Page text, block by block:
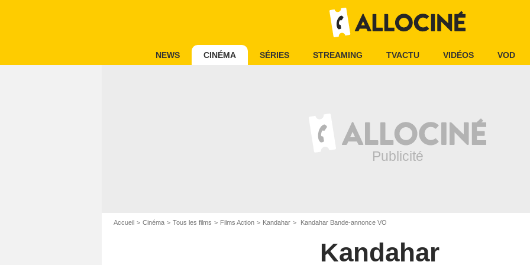
NEWS CINÉMA SÉRIES STREAMING TVACTU VIDÉOS VOD
Accueil Cinéma Tous les films Films Action Kandahar Kandahar Bande-annonce VO
Kandahar